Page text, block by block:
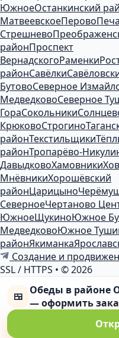
ЮжноеОстанкинский
МатвеевскоеПерово
Стрешнево
районПроспект
ВернадскогоРаменки
районСавёлки
БутовоСеверное
МедведковоСеверное
ГораСокольники
КрюковоСтрогино
районТекстильщики
районТропарёво-
ДавыдковоХамовники
МнёвникиХорошёвский
районЦарицыно
СеверноеЧертаново
ЮжноеЩукиноЮжное
МедведковоЮжное
районЯкиманка
Создание и
SSL / HTTPS • © 2026
🍱 Обеды в районе
— оформить